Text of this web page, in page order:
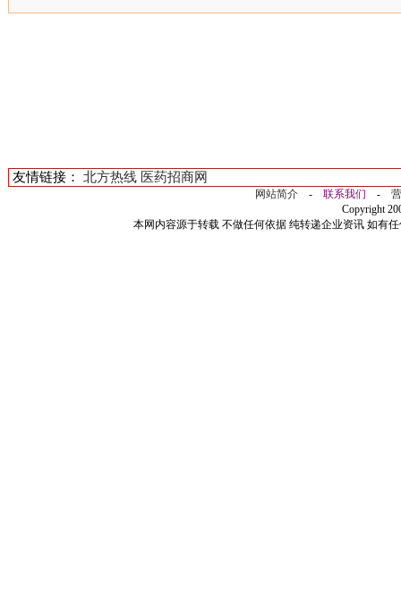
友情链接： 北方热线 医药招商网
网站简介 - 联系我们 -
Copyright
本网内容源于转载 不做任何依据 纯转递企业资讯 如有